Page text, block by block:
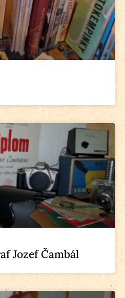
Jozef Čambál